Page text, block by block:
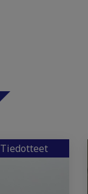
Tiedotteet